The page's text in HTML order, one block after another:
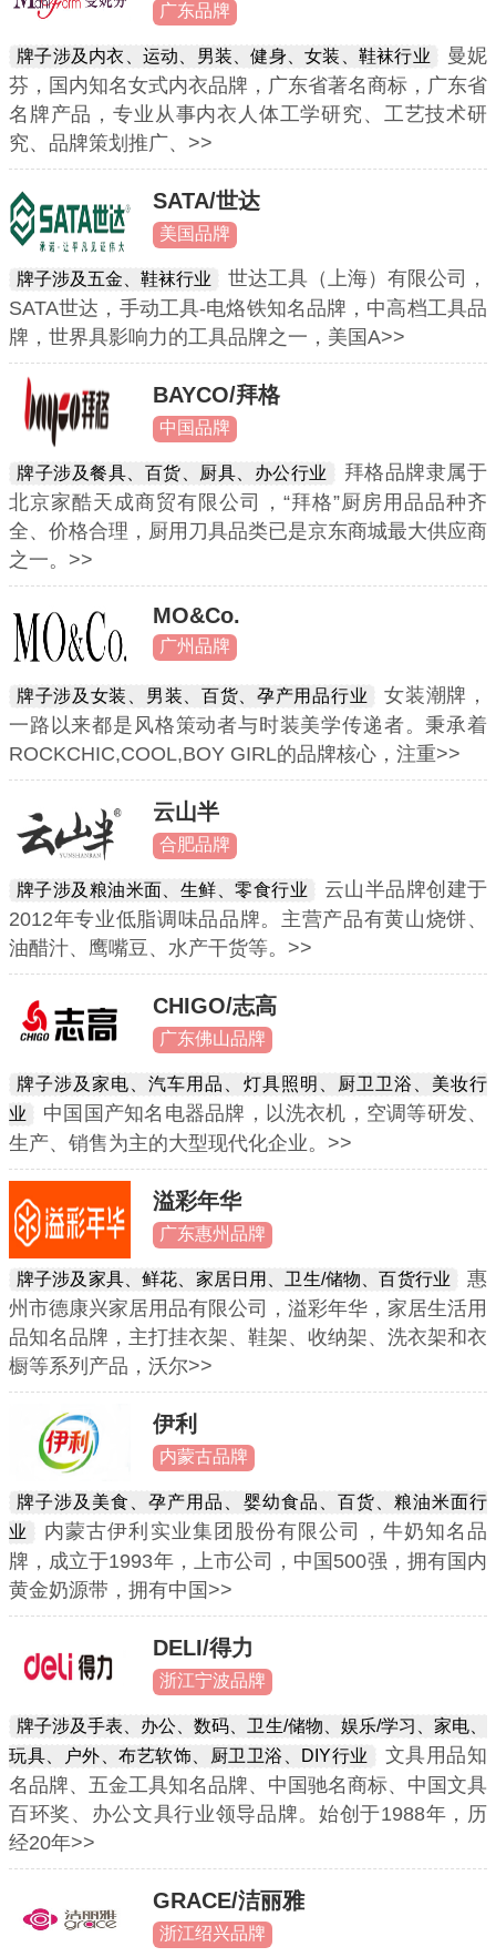
广东品牌
牌子涉及内衣、运动、男装、健身、女装、鞋袜行业
曼妮
芬，国内知名女式内衣品牌，广东省著名商标，广东省
名牌产品，专业从事内衣人体工学研究、工艺技术研
究、品牌策划推广、>>
SATA/世达
美国品牌
牌子涉及五金、鞋袜行业
世达工具（上海）有限公司，
SATA世达，手动工具-电烙铁知名品牌，中高档工具品
牌，世界具影响力的工具品牌之一，美国A>>
BAYCO/拜格
中国品牌
牌子涉及餐具、百货、厨具、办公行业
拜格品牌隶属于
北京家酷天成商贸有限公司，“拜格”厨房用品品种齐
全、价格合理，厨用刀具品类已是京东商城最大供应商
之一。>>
MO&Co.
广州品牌
牌子涉及女装、男装、百货、孕产用品行业
女装潮牌，
一路以来都是风格策动者与时装美学传递者。秉承着
ROCKCHIC,COOL,BOY GIRL的品牌核心，注重>>
云山半
合肥品牌
牌子涉及粮油米面、生鲜、零食行业
云山半品牌创建于
2012年专业低脂调味品品牌。主营产品有黄山烧饼、
油醋汁、鹰嘴豆、水产干货等。>>
CHIGO/志高
广东佛山品牌
牌子涉及家电、汽车用品、灯具照明、厨卫卫浴、美妆行
业
中国国产知名电器品牌，以洗衣机，空调等研发、
生产、销售为主的大型现代化企业。>>
溢彩年华
广东惠州品牌
牌子涉及家具、鲜花、家居日用、卫生/储物、百货行业
惠
州市德康兴家居用品有限公司，溢彩年华，家居生活用
品知名品牌，主打挂衣架、鞋架、收纳架、洗衣架和衣
橱等系列产品，沃尔>>
伊利
内蒙古品牌
牌子涉及美食、孕产用品、婴幼食品、百货、粮油米面行
业
内蒙古伊利实业集团股份有限公司，牛奶知名品
牌，成立于1993年，上市公司，中国500强，拥有国内
黄金奶源带，拥有中国>>
DELI/得力
浙江宁波品牌
牌子涉及手表、办公、数码、卫生/储物、娱乐/学习、家电、
玩具、户外、布艺软饰、厨卫卫浴、DIY行业
文具用品知
名品牌、五金工具知名品牌、中国驰名商标、中国文具
百环奖、办公文具行业领导品牌。始创于1988年，历
经20年>>
GRACE/洁丽雅
浙江绍兴品牌